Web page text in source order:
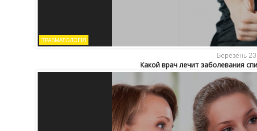
ТРАВМАТОЛОГІЯ
Березень
Какой врач лечит заболевания